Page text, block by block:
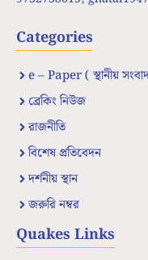
Categories
e – Paper ( স্থানীয়
ব্রেকিং নিউজ
রাজনীতি
বিশেষ প্রতিবেদন
দর্শনীয় স্থান
জরুরি নম্বর
Quakes Links